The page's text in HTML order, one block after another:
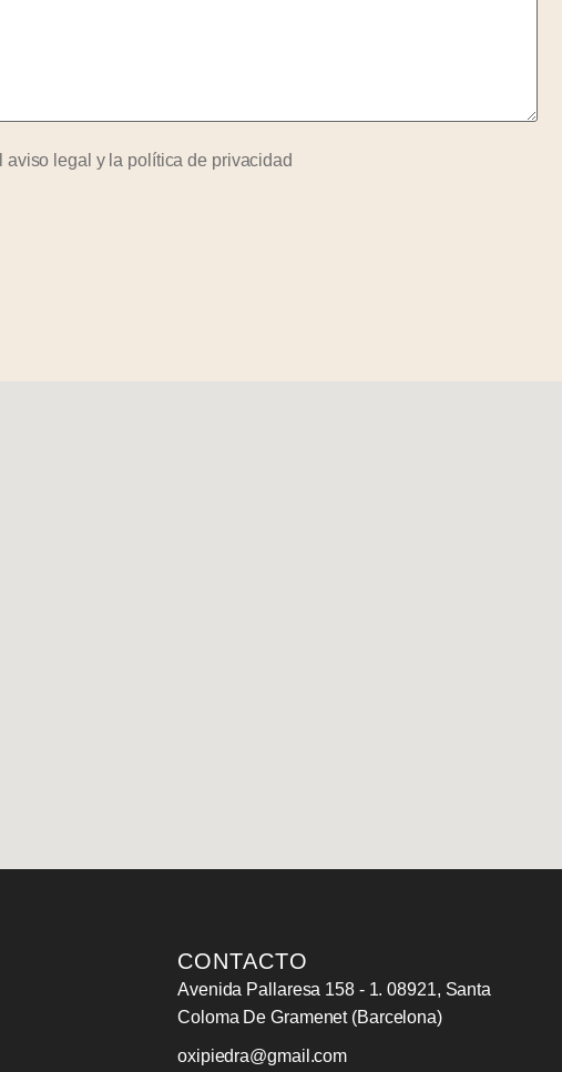
aviso legal y la política de privacidad
CONTACTO
Avenida Pallaresa 158 - 1. 08921, Santa
Coloma De Gramenet (Barcelona)
oxipiedra@gmail.com